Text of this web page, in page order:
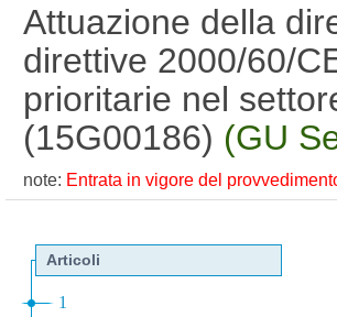
Attuazione della
direttive 2000/60/
prioritarie nel
(15G00186) (GU
note: Entrata in vigore del